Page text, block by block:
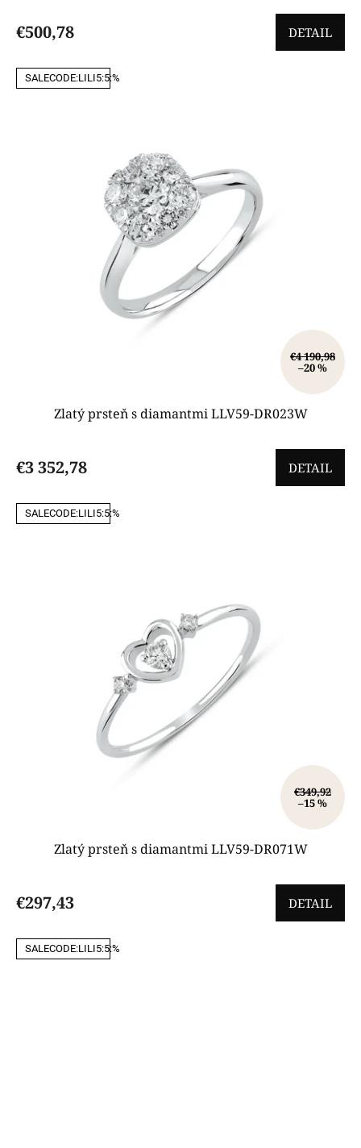
€500,78 DETAIL
SALECODE:LILI5:5:%
€4 190,98
–20 %
Zlatý prsteň s diamantmi LLV59-DR023W
€3 352,78 DETAIL
SALECODE:LILI5:5:%
€349,92
–15 %
Zlatý prsteň s diamantmi LLV59-DR071W
€297,43 DETAIL
SALECODE:LILI5:5:%